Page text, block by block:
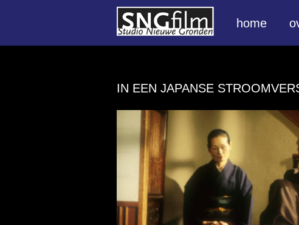
home
IN EEN JAPANSE